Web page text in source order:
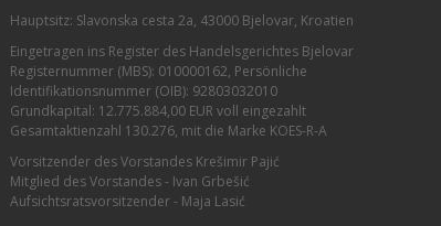
Hauptsitz: Slavonska cesta 2a, 43000 Bjelovar, Kroatien
Eingetragen ins Register des Handelsgerichtes Bjelovar
Registernummer (MBS): 010000162, Persönliche
Identifikationsnummer (OIB): 92803032010
Grundkapital: 12.775.884,00 EUR voll eingezahlt
Gesamtaktienzahl 130.276, mit die Marke KOES-R-A
Vorsitzender des Vorstandes Krešimir Pajić
Mitglied des Vorstandes - Ivan Grbešić
Aufsichtsratsvorsitzender - Maja Lasić